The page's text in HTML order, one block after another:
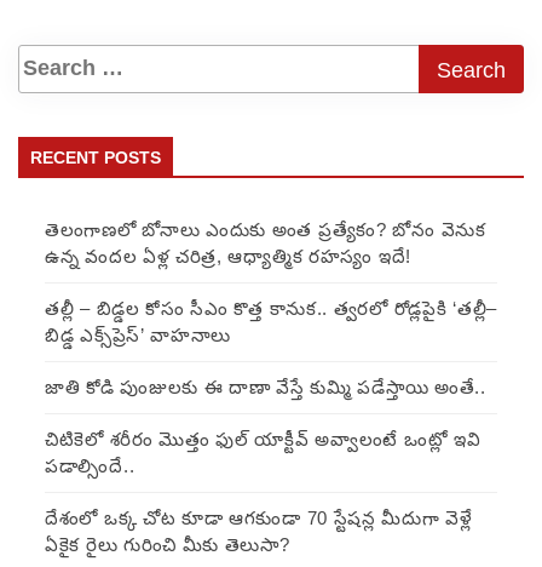
RECENT POSTS
తెలంగాణలో బోనాలు ఎందుకు అంత ప్రత్యేకం? బోనం వెనుక
ఉన్న వందల ఏళ్ల చరిత్ర, ఆధ్యాత్మిక రహస్యం ఇదే!
తల్లీ – బిడ్డల కోసం సీఎం కొత్త కానుక.. త్వరలో రోడ్లపైకి ‘తల్లీ–
బిడ్డ ఎక్స్‌ప్రెస్’ వాహనాలు
జాతి కోడి పుంజులకు ఈ దాణా వేస్తే కుమ్మి పడేస్తాయి అంతే..
చిటికెలో శరీరం మొత్తం ఫుల్ యాక్టీవ్ అవ్వాలంటే ఒంట్లో ఇవి
పడాల్సిందే..
దేశంలో ఒక్క చోట కూడా ఆగకుండా 70 స్టేషన్ల మీదుగా వెళ్లే
ఏకైక రైలు గురించి మీకు తెలుసా?